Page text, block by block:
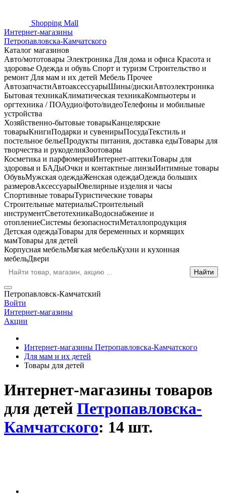
Shopping Mall
Интернет-магазины
Петропавловска-Камчатского
Каталог магазинов
Авто/мототовары Электроника Для дома и офиса Красота и
здоровье Одежда и обувь Спорт и туризм Строительство и
ремонт Для мам и их детей Мебель Прочее
АвтозапчастиАвтоаксессуарыШины/дискиАвтоэлектроника
Бытовая техникаКлиматическая техникаКомпьютеры и
оргтехника / ПОАудио/фото/видеоТелефоны и мобильные
устройства
Хозяйственно-бытовые товарыКанцелярские
товарыКнигиПодарки и сувенирыПосудаТекстиль и
постельное бельеПродукты питания, доставка едыТовары для
творчества и рукоделияЗоотовары
Косметика и парфюмерияИнтернет-аптекиТовары для
здоровья и БАДыОчки и контактные линзыИнтимные товары
ОбувьМужская одеждаЖенская одеждаОдежда больших
размеровАксессуарыЮвелирные изделия и часы
Спортивные товарыТуристические товары
Строительные материалыСтроительный
инструментСветотехникаВодоснабжение и
отоплениеСистемы безопасностиМеталлопродукция
Детская одеждаТовары для беременных и кормящих
мамТовары для детей
Корпусная мебельМягкая мебельКухни и кухонная
мебельДвери
Петропавловск-Камчатский
Войти
Интернет-магазины
Акции
Интернет-магазины Петропавловска-Камчатского
Для мам и их детей
Товары для детей
Интернет-магазины товаров
для детей Петропавловска-
Камчатского: 14 шт.